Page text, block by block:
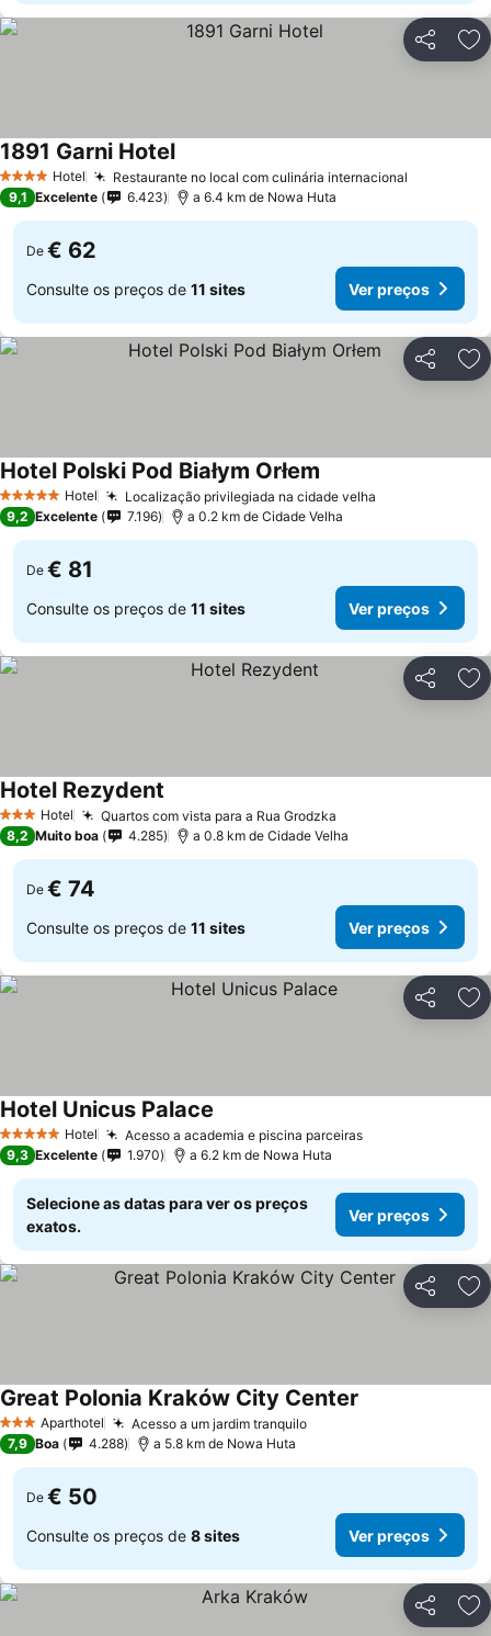
Partilhar
4 EstrelasHotel Restaurante no local com culinária internacional
1891 Garni Hotel
9,1 Excelente 6.423 a 6.4 km de Nowa Huta
De € 62
Consulte os preços de 11 sites Ver preços
Partilhar
5 Estrelas Hotel Localização privilegiada na cidade velha
Hotel Polski Pod Białym Orłem
9,2 Excelente 7.196 a 0.2 km de Cidade Velha
De € 81
Consulte os preços de 11 sites Ver preços
Partilhar
3 EstrelasHotel Quartos com vista para a Rua Grodzka
Hotel Rezydent
8,2 Muito boa 4.285 a 0.8 km de Cidade Velha
De € 74
Consulte os preços de 11 sites Ver preços
Partilhar
5 Estrelas Hotel Acesso a academia e piscina parceiras
Hotel Unicus Palace
9,3 Excelente 1.970 a 6.2 km de Nowa Huta
Selecione as datas para ver os preços
exatos.
Ver preços
Partilhar
3 EstrelasAparthotel Acesso a um jardim tranquilo
Great Polonia Kraków City Center
7,9 Boa 4.288 a 5.8 km de Nowa Huta
De € 50
Consulte os preços de 8 sites Ver preços
Partilhar